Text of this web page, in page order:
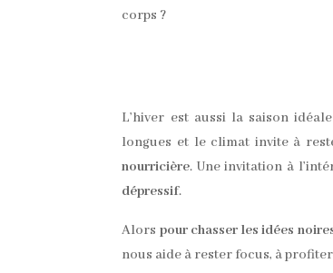
corps ?
L’hiver est aussi la saison
longues et le climat invite à
nourricière. Une invitation à
dépressif.
Alors pour chasser les idées
nous aide à rester focus, à